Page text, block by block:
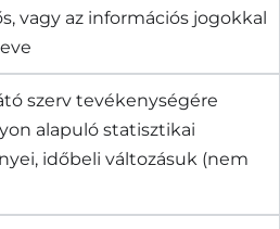
vagy az információs jogokkal
szerv tevékenységére
alapuló statisztikai
időbeli változásuk (nem